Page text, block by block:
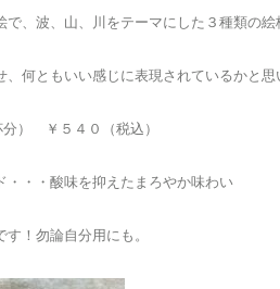
で、波、山、川をテーマにした３種類の
、何ともいい感じに表現されているかと思
分） ￥５４０（税込）
・・・酸味を抑えたまろやか味わい
！勿論自分用にも。